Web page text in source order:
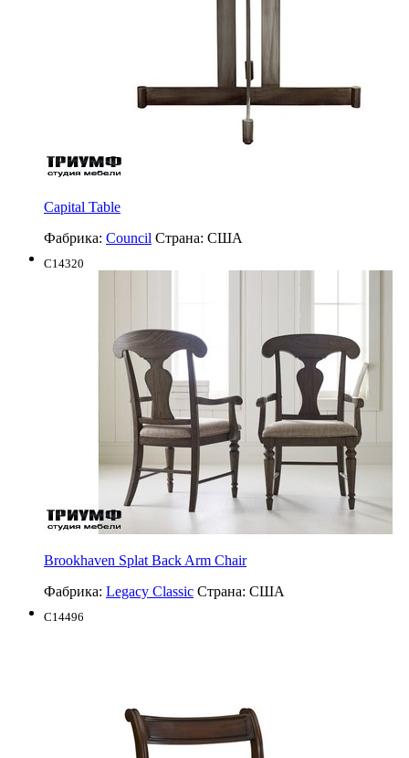
Capital Table
Фабрика: Council Страна: США
C14320
Brookhaven Splat Back Arm Chair
Фабрика: Legacy Classic Страна: США
C14496